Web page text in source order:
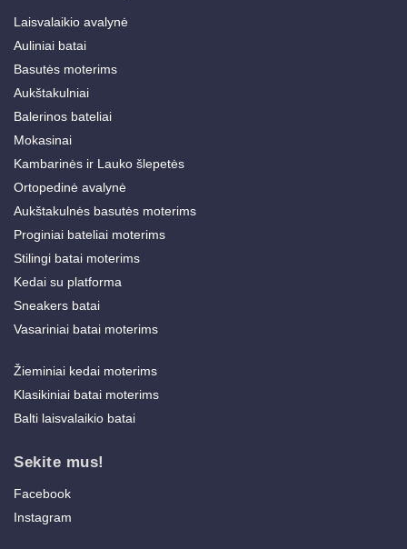
Laisvalaikio avalynė
Auliniai batai
Basutės moterims
Aukštakulniai
Balerinos bateliai
Mokasinai
Kambarinės ir Lauko šlepetės
Ortopedinė avalynė
Aukštakulnės basutės moterims
Proginiai bateliai moterims
Stilingi batai moterims
Kedai su platforma
Sneakers batai
Vasariniai batai moterims
Žieminiai kedai moterims
Klasikiniai batai moterims
Balti laisvalaikio batai
Sekite mus!
Facebook
Instagram